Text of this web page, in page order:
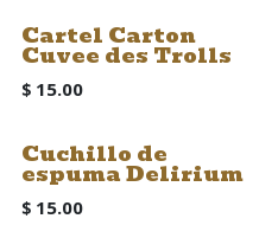
Cartel Carton
Cuvee des Trolls
$ 15.00
Cuchillo de
espuma Delirium
$ 15.00